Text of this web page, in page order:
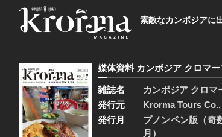
素敵なカンボジア
媒体資料 カンボジア クロマ
雑誌名
カンボジア クロマ
発行元
Krorma Tours
発行月
プノンペン版（奇
月）